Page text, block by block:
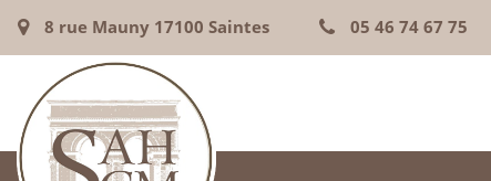
8 rue Mauny 17100 Saintes 05 46 74 67 75